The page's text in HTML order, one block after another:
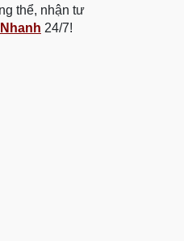
thể, nhận tư
24/7!